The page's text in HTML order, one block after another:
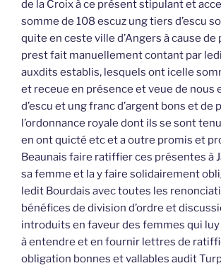
de la Croix à ce présent stipulant et
somme de 108 escuz ung tiers d’escu
quite en ceste ville d’Angers à cause de
prest fait manuellement contant par
auxdits establis, lesquels ont icelle
et receue en présence et veue de nous
d’escu et ung franc d’argent bons et de
l’ordonnance royale dont ils se sont
en ont quicté etc et a outre promis et
Beaunais faire ratiffier ces présentes à
sa femme et la y faire solidairement
ledit Bourdais avec toutes les
bénéfices de division d’ordre et
introduits en faveur des femmes qui
à entendre et en fournir lettres de
obligation bonnes et vallables audit